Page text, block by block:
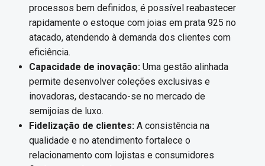
processos bem definidos, é possível reabastecer
rapidamente o estoque com joias em prata 925 no
atacado, atendendo à demanda dos clientes com
eficiência.
Capacidade de inovação: Uma gestão alinhada
permite desenvolver coleções exclusivas e
inovadoras, destacando-se no mercado de
semijoias de luxo.
Fidelização de clientes: A consistência na
qualidade e no atendimento fortalece o
relacionamento com lojistas e consumidores